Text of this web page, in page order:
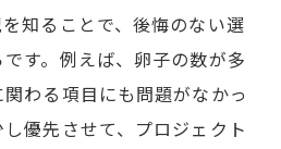
知ることで、後悔のない選
す。例えば、卵子の数が多
わる項目にも問題がなかっ
優先させて、プロジェクト